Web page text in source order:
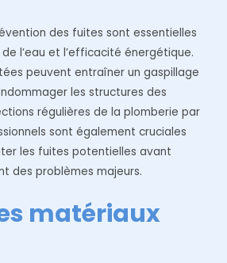
des fuites sont essentielles
l’eau et l’efficacité énergétique.
peuvent entraîner un gaspillage
les structures des
régulières de la plomberie par
sont également cruciales
les fuites potentielles avant
des problèmes majeurs.
matériaux